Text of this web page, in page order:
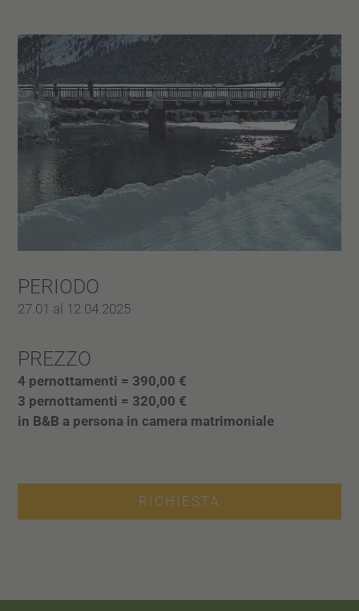
PERIODO
27.01 al 12.04.2025
PREZZO
4 pernottamenti = 390,00 €
3 pernottamenti = 320,00 €
in B&B a persona in camera matrimoniale
RICHIESTA